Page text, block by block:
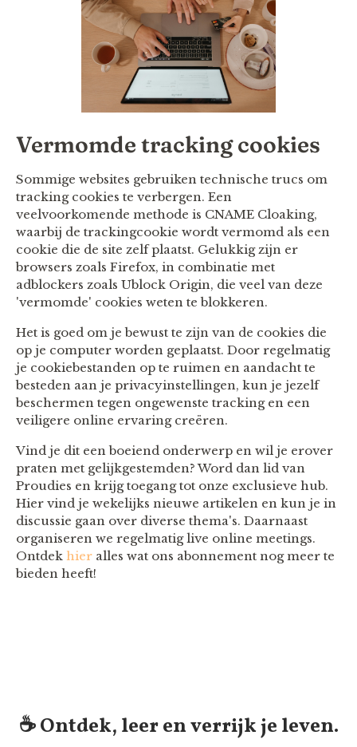
Vermomde tracking cookies
Sommige websites gebruiken technische trucs om
tracking cookies te verbergen. Een
veelvoorkomende methode is CNAME Cloaking,
waarbij de trackingcookie wordt vermomd als een
cookie die de site zelf plaatst. Gelukkig zijn er
browsers zoals Firefox, in combinatie met
adblockers zoals Ublock Origin, die veel van deze
'vermomde' cookies weten te blokkeren.
Het is goed om je bewust te zijn van de cookies die
op je computer worden geplaatst. Door regelmatig
je cookiebestanden op te ruimen en aandacht te
besteden aan je privacyinstellingen, kun je jezelf
beschermen tegen ongewenste tracking en een
veiligere online ervaring creëren.
Vind je dit een boeiend onderwerp en wil je erover
praten met gelijkgestemden? Word dan lid van
Proudies en krijg toegang tot onze exclusieve hub.
Hier vind je wekelijks nieuwe artikelen en kun je in
discussie gaan over diverse thema's. Daarnaast
organiseren we regelmatig live online meetings.
Ontdek hier alles wat ons abonnement nog meer te
bieden heeft!
☕️ Ontdek, leer en verrijk je leven.